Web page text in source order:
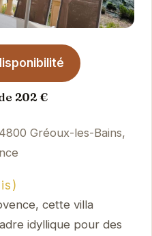
202 €
Gréoux-les-Bains,
cette villa
idyllique pour des